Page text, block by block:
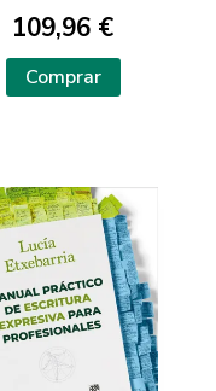
SECUNDARIA Y
BACHILLERATO
REVISADA
109,96 €
Comprar